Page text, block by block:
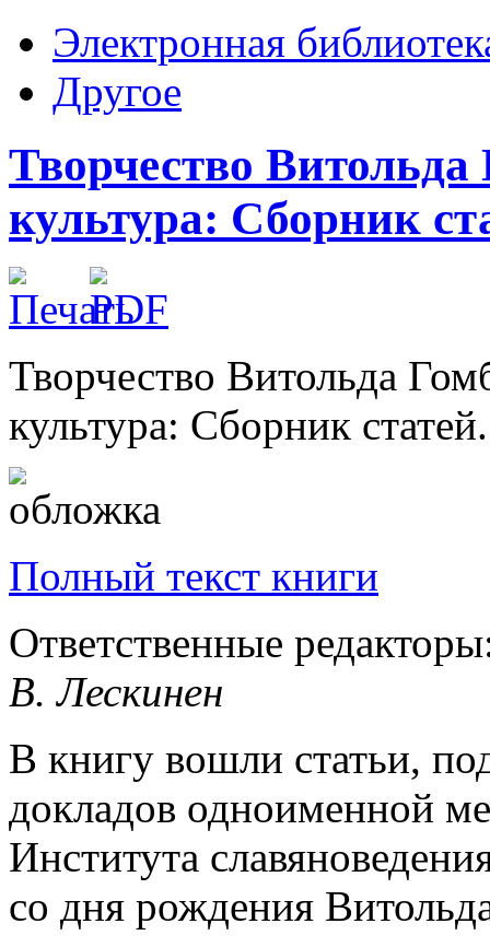
Электронная
Другое
Творчество
культура: Сборник
Творчество Витольда
культура: Сборник
Полный текст книги
Ответственные
В. Лескинен
В книгу вошли статьи,
докладов одноименной
Института
со дня рождения